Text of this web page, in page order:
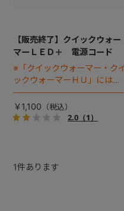
【販売終了】クイックウォー
マーＬＥＤ＋ 電源コード
※「クイックウォーマー・ク
ックウォーマーＨＵ」には使
用できません
￥1,100
2.0（1）
1件あります